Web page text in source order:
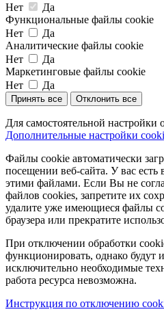
Нет
Да
Функциональные файлы cookie
Нет
Да
Аналитические файлы cookie
Нет
Да
Маркетинговые файлы cookie
Нет
Да
Принять все Отклонить все
Для самостоятельной настройки
Дополнительные настройки
Файлы cookie автоматически
посещении веб-сайта. У вас есть
этими файлами. Если Вы не
файлов cookies, запретите их
удалите уже имеющиеся файлы
браузера или прекратите
При отключении обработки
функционировать, однако будут
исключительно необходимые
работа ресурса невозможна.
Инструкция по отключению